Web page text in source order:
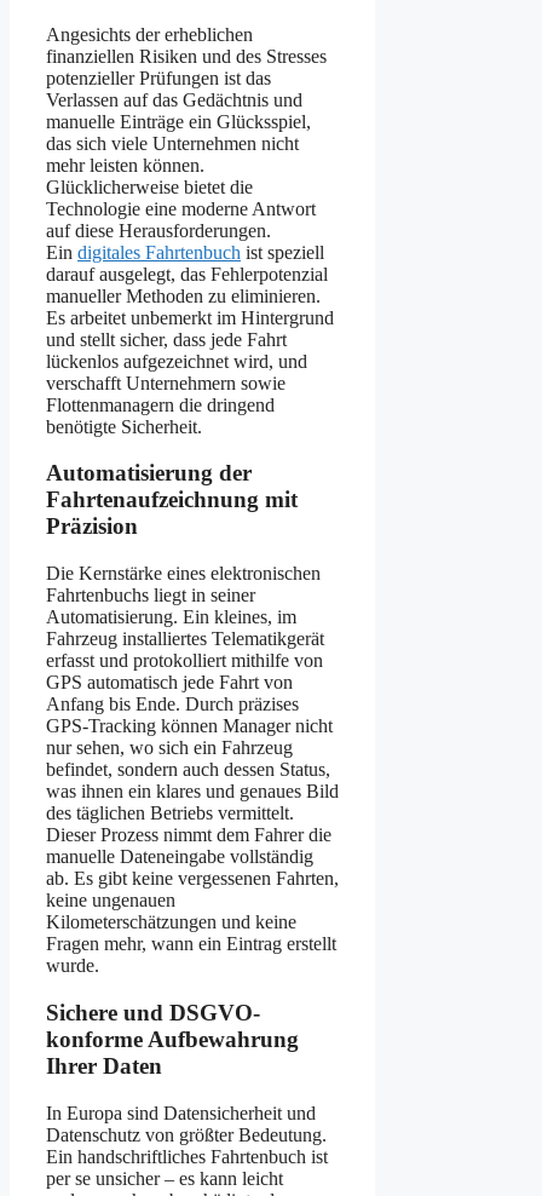
Angesichts der erheblichen
finanziellen Risiken und des Stresses
potenzieller Prüfungen ist das
Verlassen auf das Gedächtnis und
manuelle Einträge ein Glücksspiel,
das sich viele Unternehmen nicht
mehr leisten können.
Glücklicherweise bietet die
Technologie eine moderne Antwort
auf diese Herausforderungen.
Ein digitales Fahrtenbuch ist speziell
darauf ausgelegt, das Fehlerpotenzial
manueller Methoden zu eliminieren.
Es arbeitet unbemerkt im Hintergrund
und stellt sicher, dass jede Fahrt
lückenlos aufgezeichnet wird, und
verschafft Unternehmern sowie
Flottenmanagern die dringend
benötigte Sicherheit.
Automatisierung der
Fahrtenaufzeichnung mit
Präzision
Die Kernstärke eines elektronischen
Fahrtenbuchs liegt in seiner
Automatisierung. Ein kleines, im
Fahrzeug installiertes Telematikgerät
erfasst und protokolliert mithilfe von
GPS automatisch jede Fahrt von
Anfang bis Ende. Durch präzises
GPS-Tracking können Manager nicht
nur sehen, wo sich ein Fahrzeug
befindet, sondern auch dessen Status,
was ihnen ein klares und genaues Bild
des täglichen Betriebs vermittelt.
Dieser Prozess nimmt dem Fahrer die
manuelle Dateneingabe vollständig
ab. Es gibt keine vergessenen Fahrten,
keine ungenauen
Kilometerschätzungen und keine
Fragen mehr, wann ein Eintrag erstellt
wurde.
Sichere und DSGVO-
konforme Aufbewahrung
Ihrer Daten
In Europa sind Datensicherheit und
Datenschutz von größter Bedeutung.
Ein handschriftliches Fahrtenbuch ist
per se unsicher – es kann leicht